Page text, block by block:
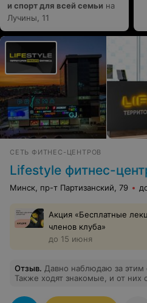
и спорт для всей семьи на
Лучины, 11
СЕТЬ ФИТНЕС-ЦЕНТРОВ
Lifestyle фитнес-
Минск, пр-т Партизанский, 79
Акция «Бесплатные
членов клуба»
до 15 июня
Отзыв. Давно наблюдаю за этим
Также ходят знакомые, и от них
решила и именно с ними)